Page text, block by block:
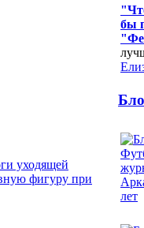
уходящей
фигуру при
бы